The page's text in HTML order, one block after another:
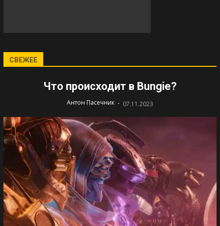
СВЕЖЕЕ
Что происходит в Bungie?
Антон Пасечник - 07.11.2023